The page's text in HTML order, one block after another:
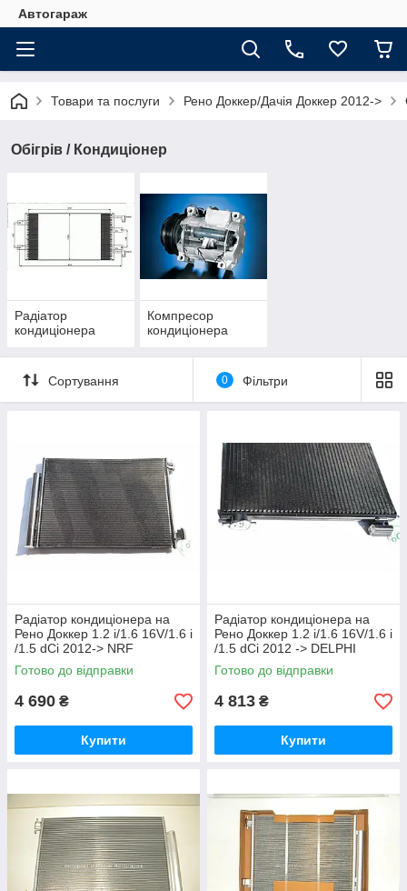
Автогараж
Товари та послуги Рено Доккер/Дачія Доккер 2012->
Обігрів / Кондиціонер
Радіатор
кондиціонера
Компресор
кондиціонера
Сортування 0 Фільтри
Радіатор кондиціонера на
Рено Доккер 1.2 i/1.6 16V/1.6 i
/1.5 dCi 2012-> NRF
(Нідерланди) 350212
Готово до відправки
4 690 ₴
Купити
Радіатор кондиціонера на
Рено Доккер 1.2 i/1.6 16V/1.6 i
/1.5 dCi 2012 -> DELPHI
(США) - CF20292
Готово до відправки
4 813 ₴
Купити